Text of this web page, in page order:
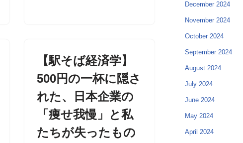
【駅そば経済学】
500円の一杯に隠さ
れた、日本企業の
「痩せ我慢」と私
たちが失ったもの
December 2024
November 2024
October 2024
September 2024
August 2024
July 2024
June 2024
May 2024
April 2024